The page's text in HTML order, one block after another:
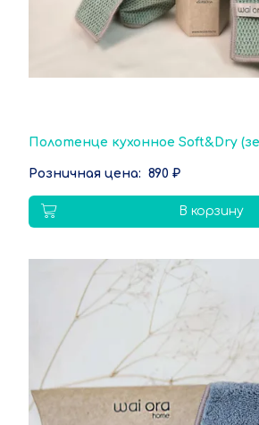
Полотенце кухонное Soft&Dry
890 ₽
В корзину